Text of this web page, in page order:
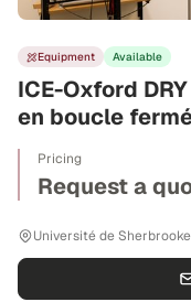
Equipment Available
ICE-Oxford
en boucle
Pricing
Request a
Université de Sherbrooke